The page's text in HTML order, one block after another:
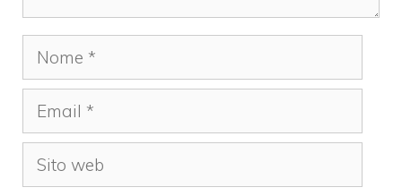
Nome
Email
Sito
web